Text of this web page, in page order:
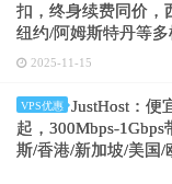
扣，终身续费同价，
纽约/阿姆斯特丹等
2025-11-15
VPS优惠
JustHost：便
起，300Mbps-
斯/香港/新加坡/美国/